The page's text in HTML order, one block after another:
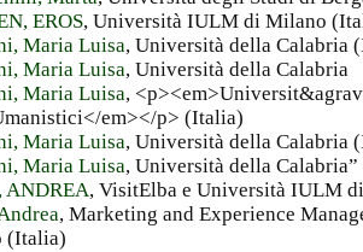
EROS, Università IULM di Milano
Maria Luisa, Università della Calabria
Maria Luisa, Università della Calabria
Maria Luisa,
em></p> (Italia)
Maria Luisa, Università della Calabria
Maria Luisa, Università della
ANDREA, VisitElba e Università IULM
, Marketing and Experience
(Italia)